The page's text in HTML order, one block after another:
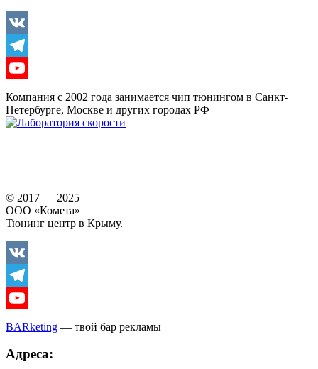
Vkontakte
Telegram
Youtube
Компания с 2002 года занимается чип тюнингом в Санкт-
Петербурге, Москве и других городах РФ
© 2017 — 2025
ООО «Комета»
Тюнинг центр в Крыму.
Vkontakte
Telegram
Youtube
BARketing — твой бар рекламы
Адреса: